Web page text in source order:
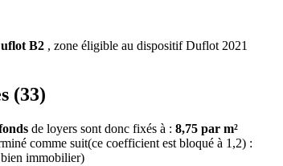
B2 , zone éligible au dispositif Duflot 2021
(33)
de loyers sont donc fixés à : 8,75 par m²
comme suit(ce coefficient est bloqué à 1,2) :
immobilier)